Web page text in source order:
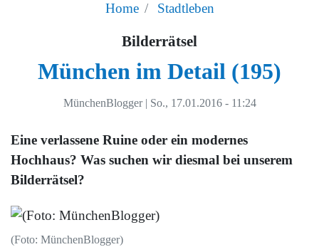
Home Stadtleben
Bilderrätsel
München im Detail (195)
MünchenBlogger | So., 17.01.2016 - 11:24
Eine verlassene Ruine oder ein modernes
Hochhaus? Was suchen wir diesmal bei unserem
Bilderrätsel?
(Foto: MünchenBlogger)